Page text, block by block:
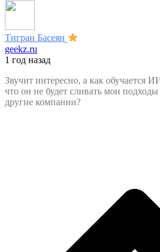
Тигран Басеян
geekz.ru
1 год назад
Звучит интересно, а как обучается
что он не будет сливать мои
другие компании?